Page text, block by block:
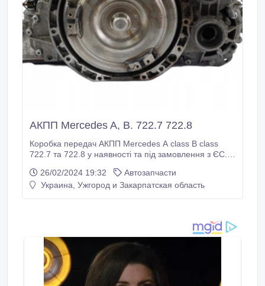
АКПП Mercedes A, B. 722.7 722.8
Коробка передач АКПП Mercedes A class B class
722.7 та 722.8 у наявності та під замовлення з ЄС.
Гарантія від 30 днів. Сайт: https://akpp.in.ua/ Тел
+380681451053 +380660100405.
26/02/2024 19:32
Автозапчасти
Украина, Ужгород и Закарпатская область